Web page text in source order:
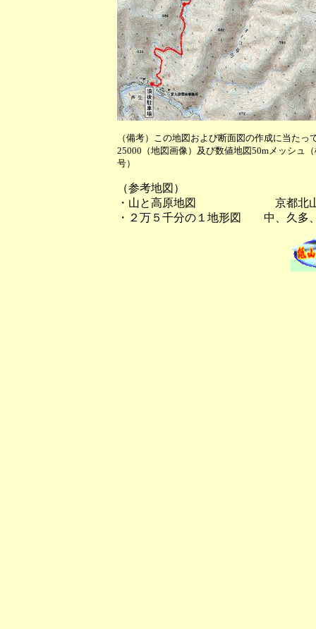
（備考）この地図および断面図の作成に当た
25000（地図画像）及び数値地図50mメッシュ
号）
（参考地図）
・山と高原地図 京都北
・２万５千分の１地形図 中、久多